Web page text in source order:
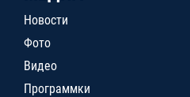
Новости
Фото
Видео
Программки